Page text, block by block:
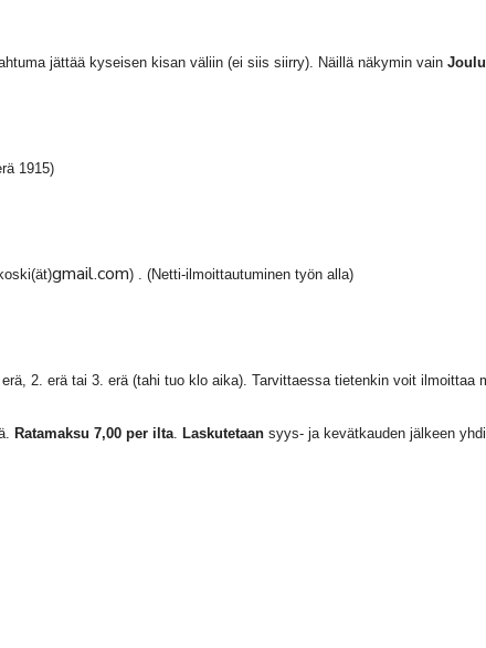
jättää kyseisen kisan väliin (ei siis siirry). Näillä näkymin vain
1915)
gmail.com) . (Netti-ilmoittautuminen työn alla)
2. erä tai 3. erä (tahi tuo klo aika). Tarvittaessa tietenkin voit ilmoittaa
Ratamaksu 7,00 per ilta. Laskutetaan syys- ja kevätkauden jälkeen